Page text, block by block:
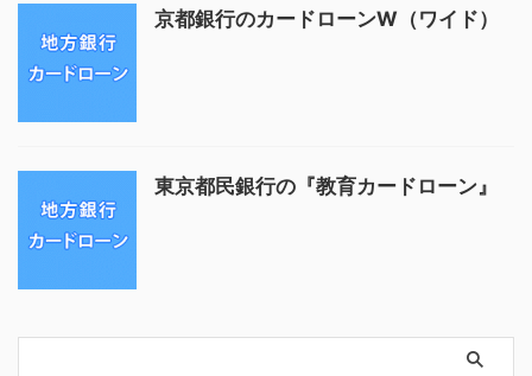
京都銀行のカードローンW（ワイド）
東京都民銀行の『教育カードローン』